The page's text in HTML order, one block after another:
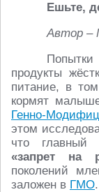
Ешьте,
Автор –
продукты
питание, в
кормят
Генно-
этом
что главный
«запрет на
поколений
заложен в ГМО.